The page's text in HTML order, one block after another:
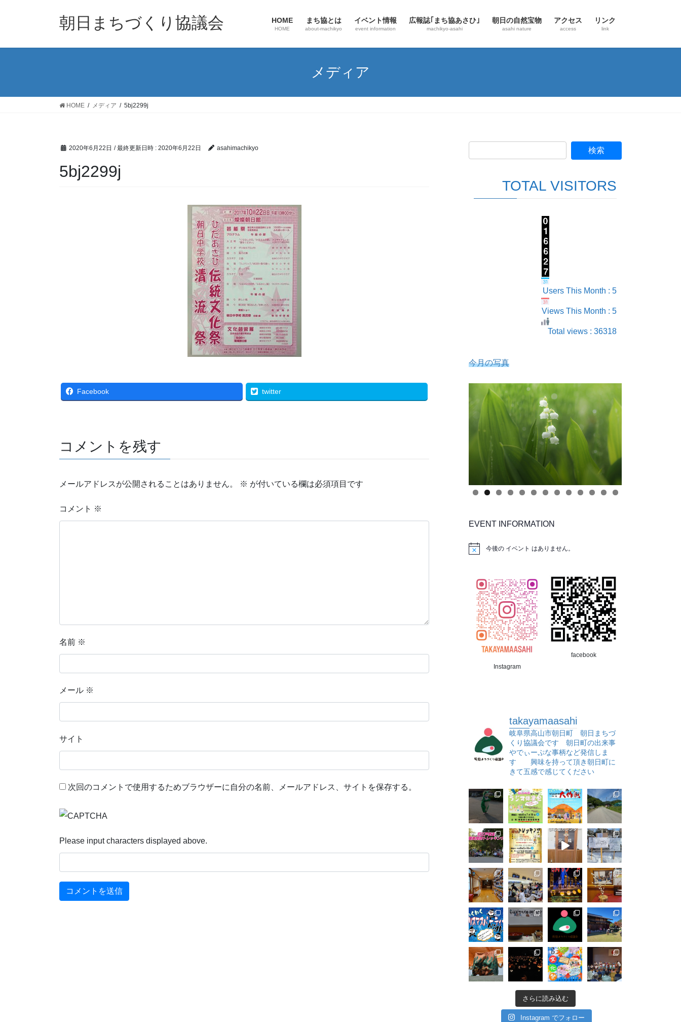
朝日まちづくり協議会 HOME
HOME
まち協とは
about-machikyo
イベント情報
event information
広報誌｢まち協あさひ｣
machikyo-asahi
朝日の自然宝物
asahi nature
アクセス
access
リンク
link
メディア
HOME メディア 5bj2299j
2020年6月22日 / 最終更新日時 : 2020年6月22日 asahimachikyo
5bj2299j
Facebook twitter
コメントを残す
メールアドレスが公開されることはありません。 ※ が付いている欄は必須項目です
コメント ※
名前 ※
メール ※
サイト
次回のコメントで使用するためブラウザーに自分の名前、メールアドレス、サイトを保存する。
Please input characters displayed above.
TOTAL VISITORS
Users This Month : 5
Views This Month : 5
Total views : 36318
今月の写真
EVENT INFORMATION
今後の イベント はありません。
Instagram
facebook
takayamaasahi
岐阜県高山市朝日町 朝日まちづ
くり協議会です 朝日町の出来事
やでぃーぷな事柄など発信しま
す 興味を持って頂き朝日町に
きて五感で感じてください
さらに読み込む
Instagram でフォロー